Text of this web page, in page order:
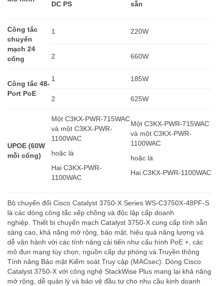
DC PS sẵn
Công tắc
chuyển
mạch 24
cổng
1 220W
2 660W
Công tắc 48-
Port PoE
1 185W
2 625W
UPOE (60W
mỗi cổng)
Một C3KX-PWR-715WAC
và một C3KX-PWR-
1100WAC
hoặc là
Hai C3KX-PWR-
1100WAC
Một C3KX-PWR-715WAC
và một C3KX-PWR-
1100WAC
hoặc là
Hai C3KX-PWR-1100WAC
Bộ chuyển đổi Cisco Catalyst 3750-X Series WS-C3750X-48PF-S
là các dòng công tắc xếp chồng và độc lập cấp doanh
nghiệp. Thiết bị chuyển mạch Catalyst 3750-X cung cấp tính sẵn
sàng cao, khả năng mở rộng, bảo mật, hiệu quả năng lượng và
dễ vận hành với các tính năng cải tiến như cấu hình PoE +, các
mô đun mạng tùy chọn, nguồn cấp dự phòng và Truyền thông
Tính năng Bảo mật Kiểm soát Truy cập (MACsec). Dòng Cisco
Catalyst 3750-X với công nghệ StackWise Plus mang lại khả năng
mở rộng, dễ quản lý và bảo vệ đầu tư cho nhu cầu kinh doanh